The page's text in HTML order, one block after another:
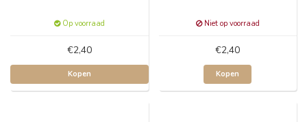
Op voorraad
€2,40
Kopen
Niet op voorraad
€2,40
Kopen